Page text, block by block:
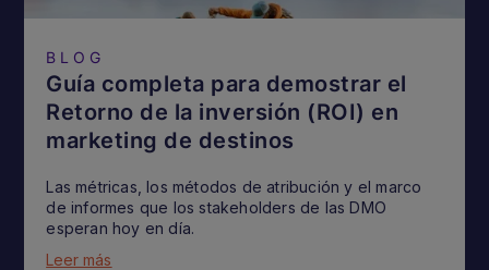
BLOG
Guía completa para demostrar el
Retorno de la inversión (ROI) en
marketing de destinos
Las métricas, los métodos de atribución y el marco
de informes que los stakeholders de las DMO
esperan hoy en día.
Leer más